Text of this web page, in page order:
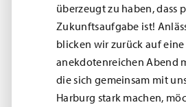
überzeugt zu haben, dass
Zukunftsaufgabe ist!
blicken wir zurück auf
anekdotenreichen Abend
die sich gemeinsam mit
Harburg stark machen,